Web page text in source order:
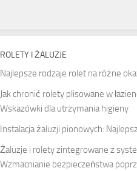
ROLETY I ŻALUZJE
Najlepsze rodzaje rolet na różne
Jak chronić rolety plisowane w
Wskazówki dla utrzymania higieny
Instalacja żaluzji pionowych:
Żaluzje i rolety zintegrowane z
Wzmacnianie bezpieczeństwa